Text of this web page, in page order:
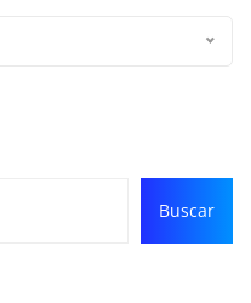
Buscar